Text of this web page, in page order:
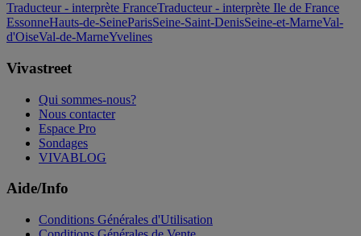
Traducteur - interprète FranceTraducteur - interprète Ile de France
EssonneHauts-de-SeineParisSeine-Saint-DenisSeine-et-MarneVal-
d'OiseVal-de-MarneYvelines
Vivastreet
Qui sommes-nous?
Nous contacter
Espace Pro
Sondages
VIVABLOG
Aide/Info
Conditions Générales d'Utilisation